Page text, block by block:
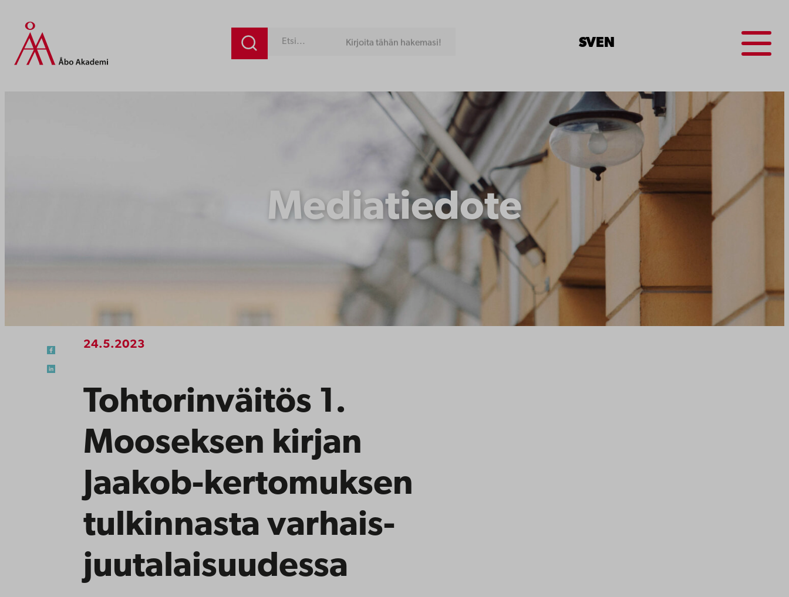
sisältöön
Kirjoita tähän hakemasi! SV EN
Menu
Mediatiedote
24.5.2023
Tohtorinväitös 1.
Mooseksen kirjan
Jaakob-kertomuksen
tulkinnasta varhais-
juutalaisuudessa